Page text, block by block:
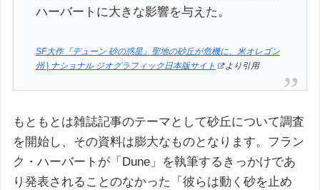
ハーバートに大きな影響を与えた。
SF大作『デューン 砂の惑星』聖地の砂丘が危機に、米オレゴン
州 | ナショナル ジオグラフィック日本版サイト
より引用
もともとは雑誌記事のテーマとして砂丘について調査
を開始し、その資料は膨大なものとなります。フラン
ク・ハーバートが「Dune」を執筆するきっかけであ
り発表されることのなかった「彼らは動く砂を止め